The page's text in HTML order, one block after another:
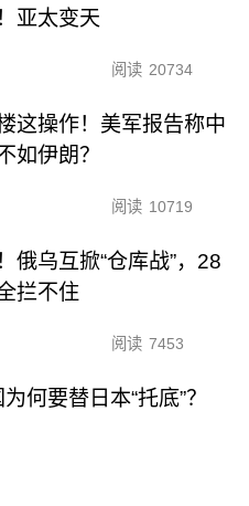
亚太变天
阅读 20734
这操作！美军报告称中
如伊朗？
阅读 10719
俄乌互掀“仓库战”，28
拦不住
阅读 7453
何要替日本“托底”？